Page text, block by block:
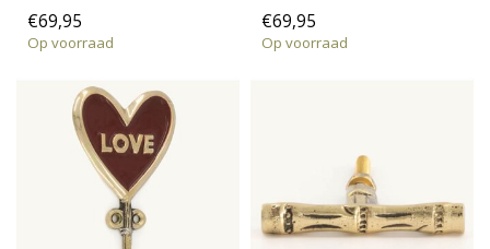
€69,95
Op voorraad
€69,95
Op voorraad